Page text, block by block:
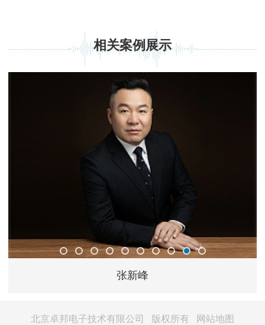
相关案例展示
张新峰
北京卓邦电子技术有限公司 版权所有 网站地图